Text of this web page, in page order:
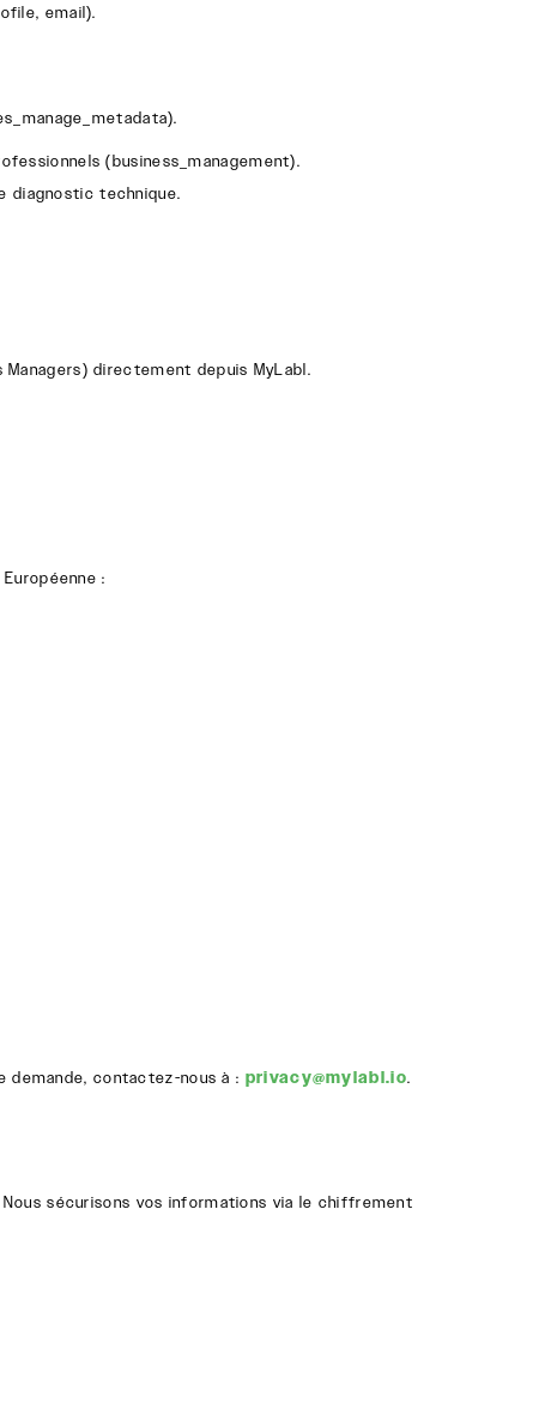
, email).
).
( business_management).
diagnostic technique.
directement depuis MyLabl.
Européenne :
demande, contactez-nous à : privacy@mylabl.io.
sécurisons vos informations via le chiffrement